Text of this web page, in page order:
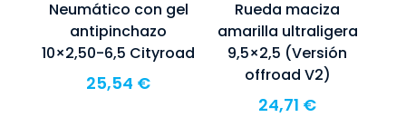
Neumático con gel
antipinchazo
10×2,50-6,5 Cityroad
25,54 €
Rueda maciza
amarilla ultraligera
9,5×2,5 (Versión
offroad V2)
24,71 €